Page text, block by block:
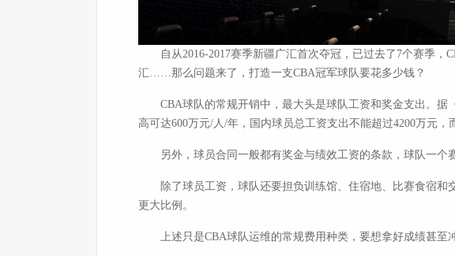
自从2016-2017赛季新疆广汇首次夺冠，已过去了7个赛季，
汇……那么问题来了，打造一支CBA冠军球队要花多少钱？
CBA球队的常规开销中，最大头是球队工资和奖金支出。据
高可达600万元/人/年，国内球员总工资支出不能超过4200万元
另外，球员合同一般都有奖金与绩效工资的条款，球队一个赛
除了球员工资，球队还要担负训练馆、住宿地、比赛食宿和
更大比例。
上述只是CBA球队运维的常规费用种类，要想拿好成绩甚至